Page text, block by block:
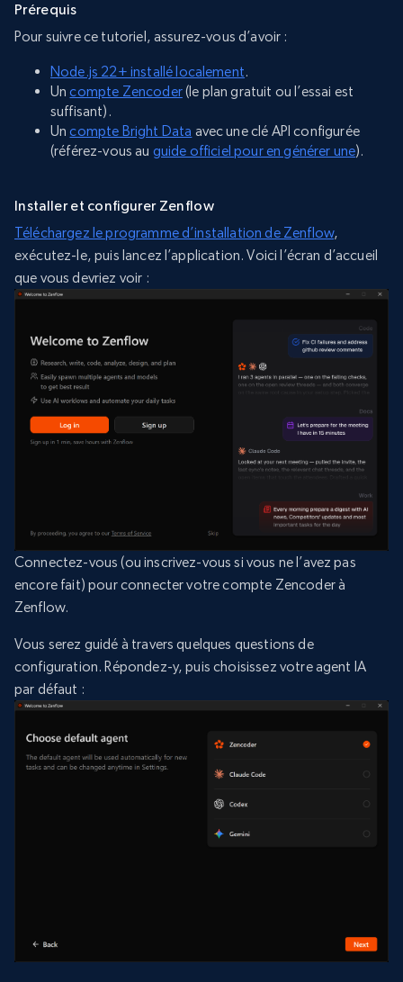
Prérequis
Pour suivre ce tutoriel, assurez-vous d’avoir :
Node.js 22+ installé localement.
Uncompte Zencoder(le plan gratuit ou l’essai est
suffisant).
Uncompte Bright Data avec une clé API configurée
(référez-vous au guide officiel pour en générer une).
Installer et configurer Zenflow
Téléchargez le programme d’installation de Zenflow,
exécutez-le, puis lancez l’application. Voici l’écran d’accueil
que vous devriez voir :
Connectez-vous (ou inscrivez-vous si vous ne l’avez pas
encore fait) pour connecter votre compte Zencoder à
Zenflow.
Vous serez guidé à travers quelques questions de
configuration. Répondez-y, puis choisissez votre agent IA
par défaut :